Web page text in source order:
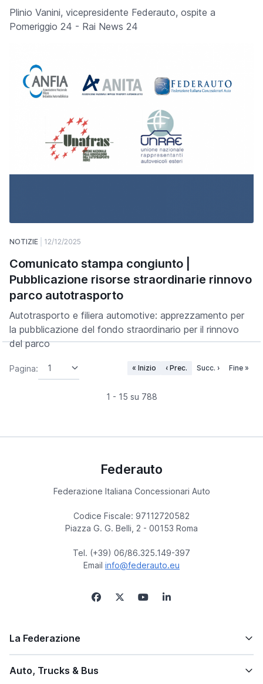
Plinio Vanini, vicepresidente Federauto, ospite a
Pomeriggio 24 - Rai News 24
NOTIZIE 12/12/2025
Comunicato stampa congiunto |
Pubblicazione risorse straordinarie rinnovo
parco autotrasporto
Autotrasporto e filiera automotive: apprezzamento per
la pubblicazione del fondo straordinario per il rinnovo
del parco
Pagina:
1 - 15 su 788
« Inizio ‹ Prec. Succ. › Fine »
Federauto
Federazione Italiana Concessionari Auto
Codice Fiscale: 97112720582
Piazza G. G. Belli, 2 - 00153 Roma
Tel. (+39) 06/86.325.149-397
Email info@federauto.eu
La Federazione
Auto, Trucks & Bus